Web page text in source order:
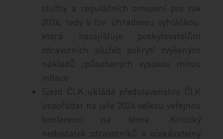
služby a regulačních omezení pro rok
2024, tedy s tzv. úhradovou vyhláškou,
která nezajišťuje poskytovatelům
zdravotních služeb pokrytí zvýšených
nákladů způsobených vysokou mírou
inflace.
Sjezd ČLK ukládá představenstvu ČLK
uspořádat na jaře 2024 velkou veřejnou
konferenci na téma „Kritický
nedostatek zdravotníků a očekávatelný